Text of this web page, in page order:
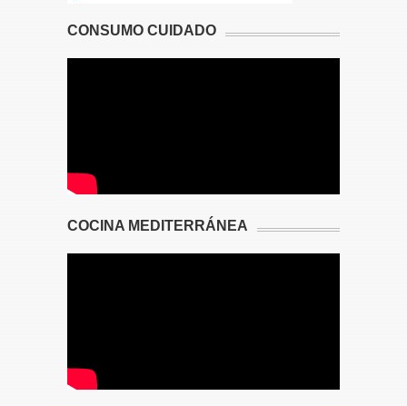
CONSUMO CUIDADO
COCINA MEDITERRÁNEA